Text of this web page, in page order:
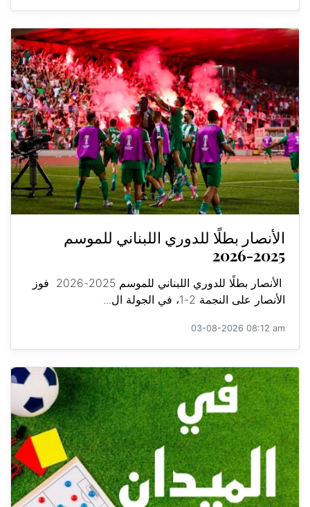
الأنصار بطلًا للدوري اللبناني للموسم
2025-2026
الأنصار بطلًا للدوري اللبناني للموسم 2025-2026 فوز
الأنصار على النجمة 2-1، في الجولة ال...
03-08-2026 08:12 am